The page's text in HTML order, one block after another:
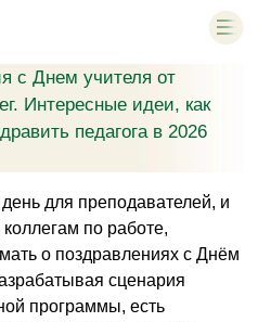
с Днем учителя от
Интересные идеи, как
педагога в 2026
для преподавателей, и
по работе,
о поздравлениях с Днём
сценария
программы, есть